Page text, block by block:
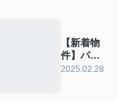
【新着物
件】パレ
ス芝公園
2025.02.28